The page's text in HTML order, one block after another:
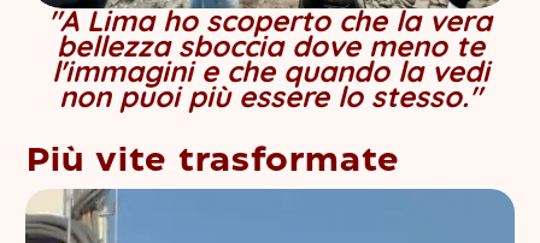
"A Lima ho scoperto che la vera
bellezza sboccia dove meno te
l'immagini e che quando la vedi
non puoi più essere lo stesso."
Più vite trasformate